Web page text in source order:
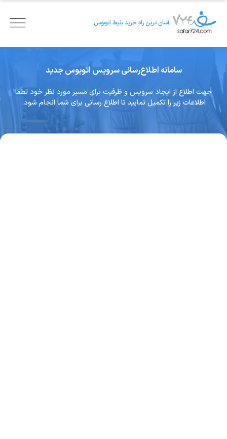
آسان ترین راه خرید بلیط اتوبوس
سامانه اطلاع‌رسانی سرویس اتوبوس جدید
جهت اطلاع از ایجاد سرویس و ظرفیت برای مسیر مورد نظر خود لطفا
اطلاعات زیر را تکمیل نمایید تا اطلاع رسانی برای شما انجام شود.